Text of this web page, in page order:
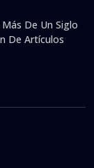
De Un Siglo
De Artículos